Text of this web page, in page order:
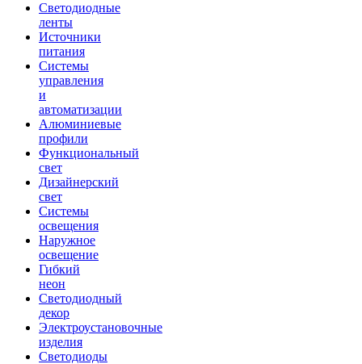
Светодиодные
ленты
Источники
питания
Системы
управления
и
автоматизации
Алюминиевые
профили
Функциональный
свет
Дизайнерский
свет
Системы
освещения
Наружное
освещение
Гибкий
неон
Светодиодный
декор
Электроустановочные
изделия
Светодиоды